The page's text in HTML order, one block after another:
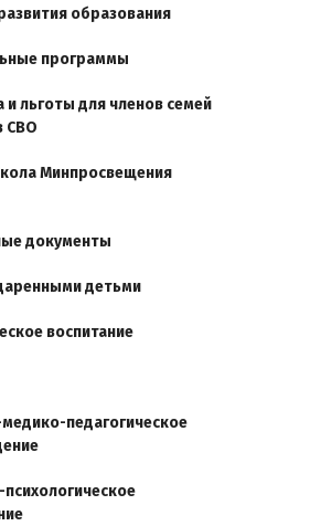
образования
программы
льготы для членов семей
СВО
Минпросвещения
документы
детьми
воспитание
педагогическое